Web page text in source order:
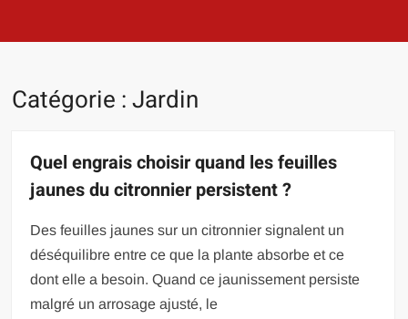
Catégorie :Jardin
Quel engrais choisir quand les feuilles
jaunes du citronnier persistent ?
Des feuilles jaunes sur un citronnier signalent un
déséquilibre entre ce que la plante absorbe et ce
dont elle a besoin. Quand ce jaunissement persiste
malgré un arrosage ajusté, le